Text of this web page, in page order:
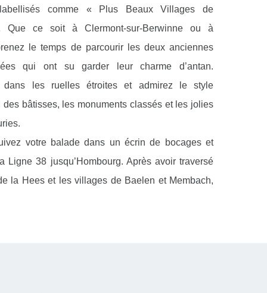
comme « Plus Beaux Villages de
Que ce soit à Clermont-sur-Berwinne ou à
le temps de parcourir les deux anciennes
qui ont su garder leur charme d’antan.
dans les ruelles étroites et admirez le style
des bâtisses, les monuments classés et les jolies
votre balade dans un écrin de bocages et
Ligne 38 jusqu’Hombourg. Après avoir traversé
la Hees et les villages de Baelen et Membach,